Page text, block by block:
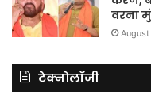
वरना
टेक्नोलॉजी